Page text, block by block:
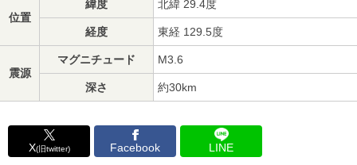
位置
緯度 北緯 29.4度
経度 東経 129.5度
震源
マグニチュード M3.6
深さ 約30km
X(旧twitter) Facebook LINE